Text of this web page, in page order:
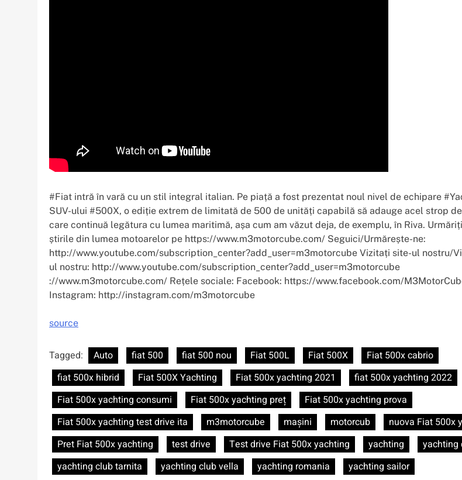
#Fiat intră în vară cu un stil integral italian. Pe piață a fost prezentat noul nivel de echipare
SUV-ului #500X, o ediție extrem de limitată de 500 de unități capabilă să adauge acel strop
care continuă legătura cu lumea maritimă, așa cum am văzut deja, de exemplu, în Riva.
știrile din lumea motoarelor pe https://www.m3motorcube.com/ Seguici/Urmărește-ne:
http://www.youtube.com/subscription_center?add_user=m3motorcube Vizitați site-ul nostru/
ul nostru: http://www.youtube.com/subscription_center?add_user=m3motorcube
://www.m3motorcube.com/ Rețele sociale: Facebook: https://www.facebook.com/
Instagram: http://instagram.com/m3motorcube
source
Tagged: Auto fiat 500 fiat 500 nou Fiat 500L Fiat 500X
Fiat 500x cabrio
fiat 500x hibrid
Fiat 500X Yachting Fiat 500x yachting 2021
fiat 500x yachting 2022
Fiat 500x yachting consumi
Fiat 500x yachting preț
Fiat 500x yachting prova
Fiat 500x yachting test drive ita
m3motorcube mașini motorcub
nuova Fiat 500x
Pret Fiat 500x yachting
test drive Test drive Fiat 500x yachting yachting
yachting
yachting club tarnita
yachting club vella yachting romania yachting sailor